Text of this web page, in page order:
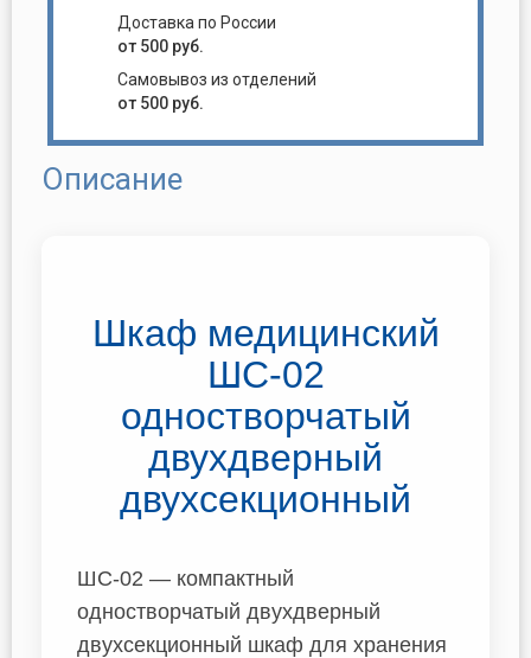
Доставка по России
от 500 руб.
Самовывоз из отделений
от 500 руб.
Описание
Шкаф медицинский
ШС-02
одностворчатый
двухдверный
двухсекционный
ШС-02 — компактный
одностворчатый двухдверный
двухсекционный шкаф для хранения